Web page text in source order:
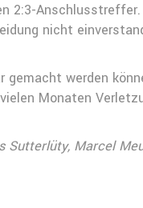
2:3-Anschlusstreffer.
nicht
werden
Monaten
Sutterlüty, Marcel